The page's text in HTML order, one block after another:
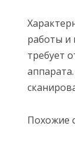
работы и
требует
Похожие